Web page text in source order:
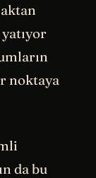
noktaya
da bu